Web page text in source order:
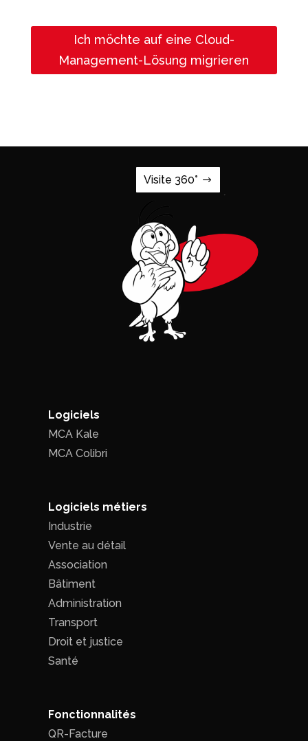
Ich möchte auf eine Cloud-
Management-Lösung migrieren
Visite 360°
Logiciels
MCA Kale
MCA Colibri
Logiciels métiers
Industrie
Vente au détail
Association
Bâtiment
Administration
Transport
Droit et justice
Santé
Fonctionnalités
QR-Facture